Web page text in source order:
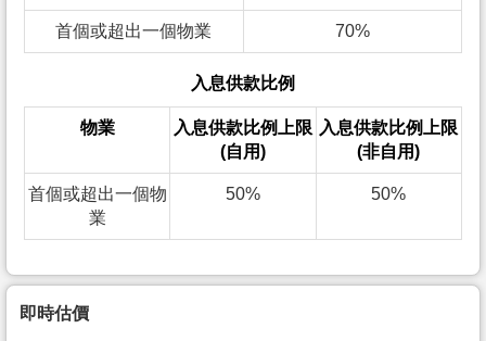
首個或超出一個物業 70%
入息供款比例
物業
入息供款比例上限
(自用)
入息供款比例上限
(非自用)
首個或超出一個物
業
50% 50%
即時估價